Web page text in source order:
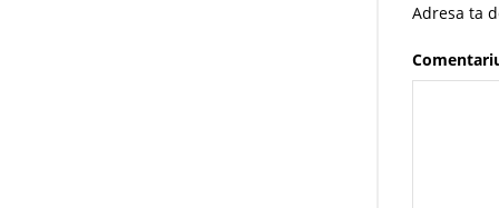
Adresa ta